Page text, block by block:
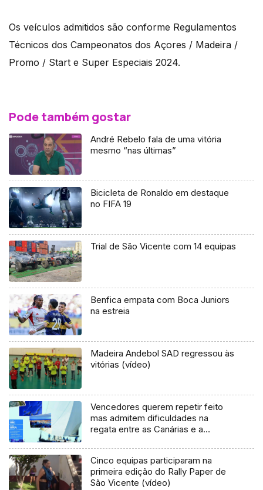
Os veículos admitidos são conforme Regulamentos
Técnicos dos Campeonatos dos Açores / Madeira /
Promo / Start e Super Especiais 2024.
Pode também gostar
André Rebelo fala de uma vitória
mesmo “nas últimas”
Bicicleta de Ronaldo em destaque
no FIFA 19
Trial de São Vicente com 14 equipas
Benfica empata com Boca Juniors
na estreia
Madeira Andebol SAD regressou às
vitórias (vídeo)
Vencedores querem repetir feito
mas admitem dificuldades na
regata entre as Canárias e a
Cinco equipas participaram na
primeira edição do Rally Paper de
São Vicente (vídeo)